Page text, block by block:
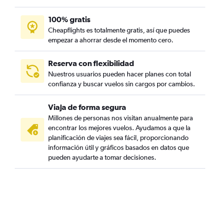
100% gratis
Cheapflights es totalmente gratis, así que puedes
empezar a ahorrar desde el momento cero.
Reserva con flexibilidad
Nuestros usuarios pueden hacer planes con total
confianza y buscar vuelos sin cargos por cambios.
Viaja de forma segura
Millones de personas nos visitan anualmente para
encontrar los mejores vuelos. Ayudamos a que la
planificación de viajes sea fácil, proporcionando
información útil y gráficos basados en datos que
pueden ayudarte a tomar decisiones.